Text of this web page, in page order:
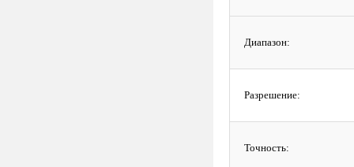
Диапазон:
Разрешение:
Точность: